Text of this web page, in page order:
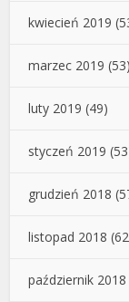
kwiecień 2019
marzec 2019 (53)
luty 2019 (49)
styczeń 2019
grudzień 2018
listopad 2018
październik 2018